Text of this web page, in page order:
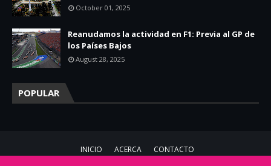
October 01, 2025
Reanudamos la actividad en F1: Previa al GP de
los Países Bajos
August 28, 2025
POPULAR
INICIO ACERCA
CONTACTO